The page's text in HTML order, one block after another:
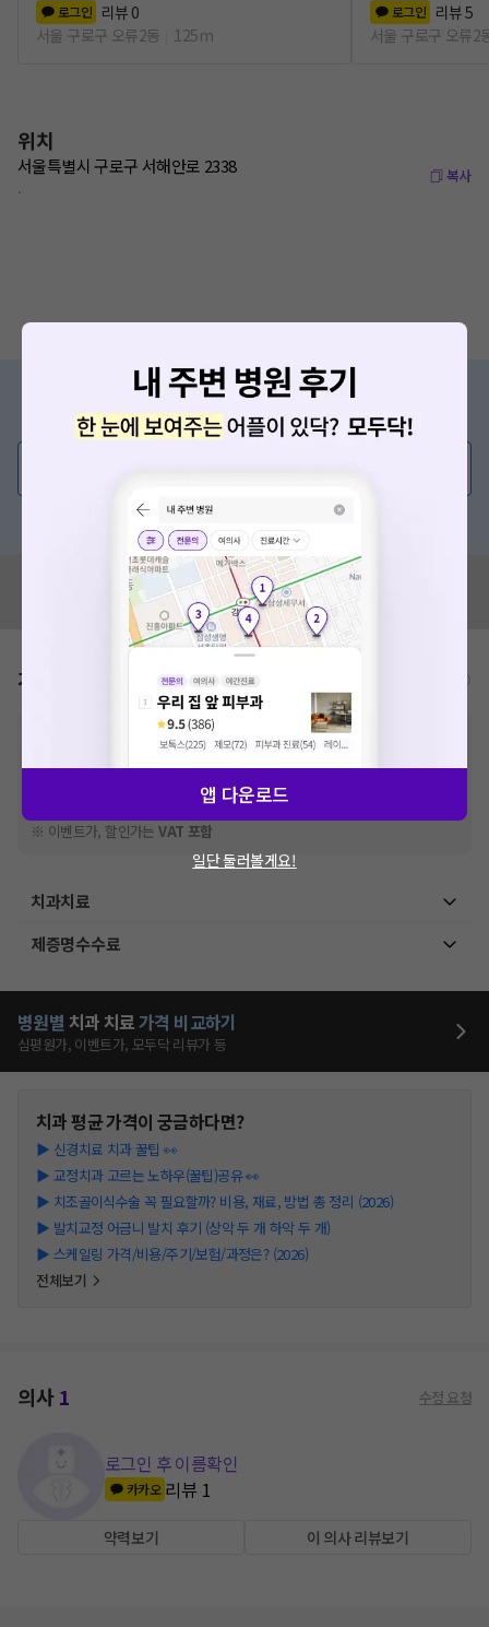
로그인 리뷰 0
서울 구로구 오류2동
125m
로그인 리뷰5
서울 구로구 오류2
위치
서울특별시 구로구 서해안로 2338
.
복사
증상/치료, 궁금한 점이 있나요?
의사가 직접 답해드려요!
혹은, 의료상담 서비스에 다양한 게시글 보러가기
혹시 잘못된 병원정보가 있나요?
모두닥 팀에 알려주세요!
가격표
비급여 항목의 경우,추가비용 등으로 실제 가격과 상이할 수 있으니, 정확
한 가격은 해당 의료기관에 직접 문의해주세요.
※급여 항목의 경우,건강보험심사평가원에 고지되어 있는 급여 진료 기준 가
격입니다. (진료와 연관된 복합적인 비용이 추가되어, 병원마다 금액이 다르게
산정될 수 있는 점 참고 바랍니다.)
※ 이벤트가, 할인가는VAT 포함
치과치료
제증명수수료
병원별 치과 치료가격 비교하기
심평원가, 이벤트가, 모두닥 리뷰가 등
치과평균 가격이 궁금하다면?
▶ 신경치료 치과 꿀팁 👀
▶ 교정치과 고르는 노하우(꿀팁)공유 👀
▶ 치조골이식수술 꼭 필요할까? 비용, 재료, 방법 총 정리 (2026)
▶ 발치교정 어금니 발치 후기 (상악 두 개 하악 두 개)
▶ 스케일링 가격/비용/주기/보험/과정은? (2026)
전체보기
의사1 수정 요청
로그인 후 이름확인
카카오 리뷰 1
약력보기 이 의사 리뷰보기
앱 다운로드
일단 둘러볼게요!